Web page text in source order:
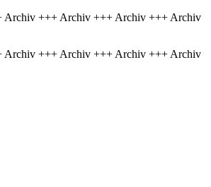
+++ Archiv +++ Archiv +++ Archiv
+++ Archiv +++ Archiv +++ Archiv